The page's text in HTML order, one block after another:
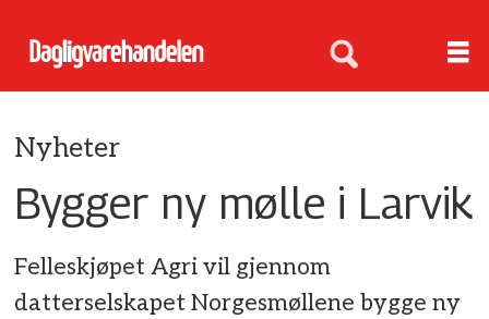
Nyheter
Bygger ny mølle i Larvik
Felleskjøpet Agri vil gjennom
datterselskapet Norgesmøllene bygge ny